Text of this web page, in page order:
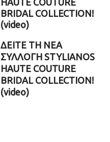
ΔΕΙΤΕ ΤΗ ΝΕΑ
ΣΥΛΛΟΓΗ STYLIANOS
HAUTE COUTURE
BRIDAL COLLECTION!
(video)